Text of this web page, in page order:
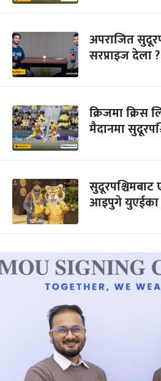
अपराजित
सरप्राइज देला ?
क्रिजमा क्रिस
मैदानमा
आइपुगे युएईका